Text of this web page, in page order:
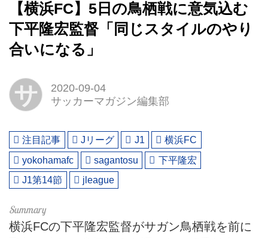
【横浜FC】5日の鳥栖戦に意気込む
下平隆宏監督「同じスタイルのやり
合いになる」
サ
2020-09-04
サッカーマガジン編集部
注目記事 Jリーグ J1
横浜FC
yokohamafc
sagantosu
下平隆宏
J1第14節
jleague
横浜FCの下平隆宏監督がサガン鳥栖戦を前に